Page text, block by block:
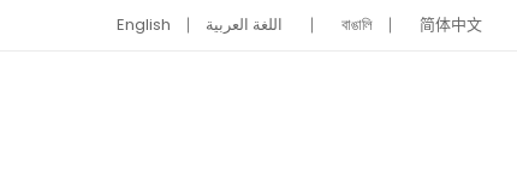
English اللغة العربية বাঙালি 简体中文